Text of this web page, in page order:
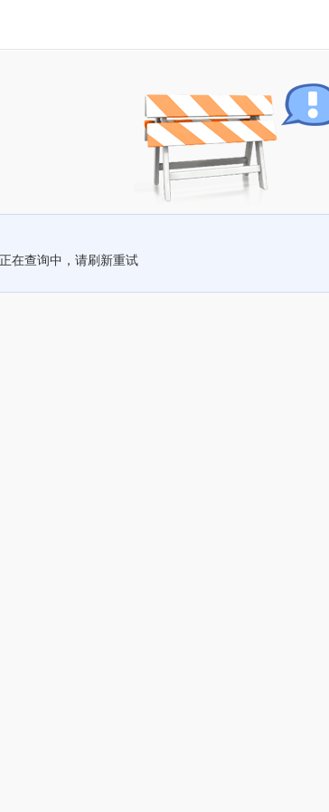
正在查询中，请刷新重试